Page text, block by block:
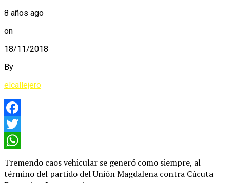
8 años ago
on
18/11/2018
By
elcallejero
Facebook
Twitter
Tremendo caos vehicular se generó como siempre, al
término del partido del Unión Magdalena contra Cúcuta